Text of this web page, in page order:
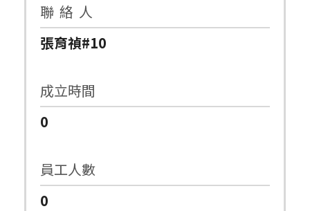
聯 絡 人
張育禎#10
成立時間
0
員工人數
0